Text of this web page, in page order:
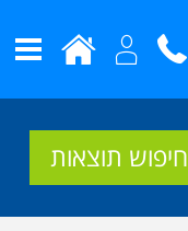
חיפוש תוצאות